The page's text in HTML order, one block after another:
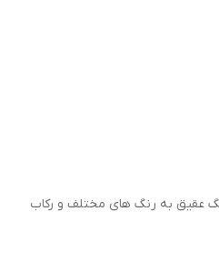
عقیق به رنگ های مختلف و رکاب